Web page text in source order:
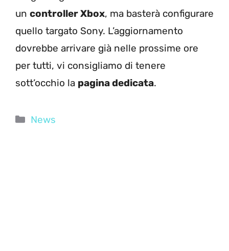
un controller Xbox, ma basterà configurare
quello targato Sony. L’aggiornamento
dovrebbe arrivare già nelle prossime ore
per tutti, vi consigliamo di tenere
sott’occhio la pagina dedicata.
Categorie
News